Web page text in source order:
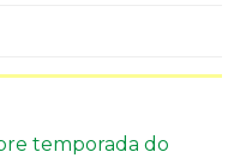
temporada do